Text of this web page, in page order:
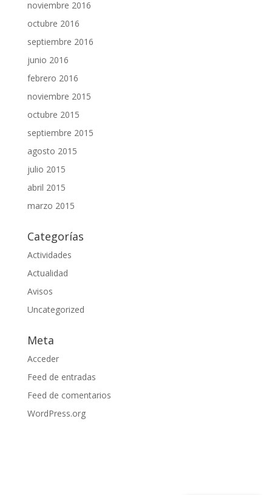
noviembre 2016
octubre 2016
septiembre 2016
junio 2016
febrero 2016
noviembre 2015
octubre 2015
septiembre 2015
agosto 2015
julio 2015
abril 2015
marzo 2015
Categorías
Actividades
Actualidad
Avisos
Uncategorized
Meta
Acceder
Feed de entradas
Feed de comentarios
WordPress.org